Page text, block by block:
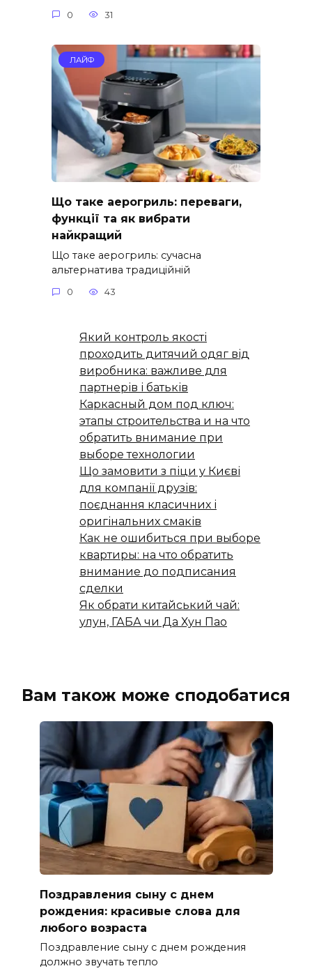
0 31
ЛАЙФ
Що таке аерогриль: переваги,
функції та як вибрати
найкращий
Що таке аерогриль: сучасна
альтернатива традиційній
0 43
Який контроль якості
проходить дитячий одяг від
виробника: важливе для
партнерів і батьків
Каркасный дом под ключ:
этапы строительства и на что
обратить внимание при
выборе технологии
Що замовити з піци у Києві
для компанії друзів:
поєднання класичних і
оригінальних смаків
Как не ошибиться при выборе
квартиры: на что обратить
внимание до подписания
сделки
Як обрати китайський чай:
улун, ГАБА чи Да Хун Пао
Вам також може сподобатися
Поздравления сыну с днем
рождения: красивые слова для
любого возраста
Поздравление сыну с днем рождения
должно звучать тепло